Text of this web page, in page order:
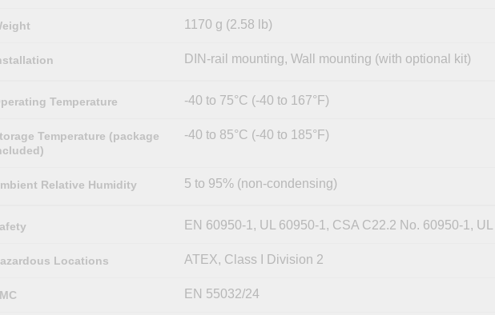
1170 g (2.58 lb)
DIN-rail mounting, Wall mounting (with optional kit)
Temperature -40 to 75°C (-40 to 167°F)
Temperature (package
-40 to 85°C (-40 to 185°F)
Relative Humidity 5 to 95% (non-condensing)
EN 60950-1, UL 60950-1, CSA C22.2 No. 60950-1,
Locations ATEX, Class I Division 2
EN 55032/24